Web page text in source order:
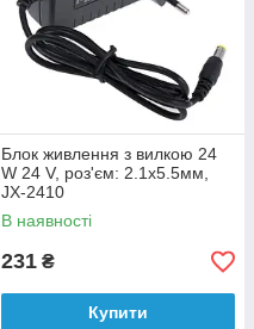
Блок живлення з вилкою 24
W 24 V, роз'єм: 2.1x5.5мм,
JX-2410
В наявності
231 ₴
Купити